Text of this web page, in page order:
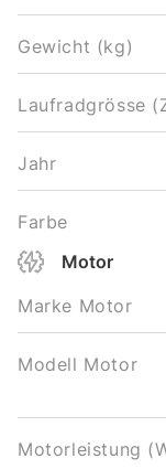
Gewicht (kg)
Laufradgrösse
Jahr
Farbe
Motor
Marke Motor
Modell Motor
Motorleistung